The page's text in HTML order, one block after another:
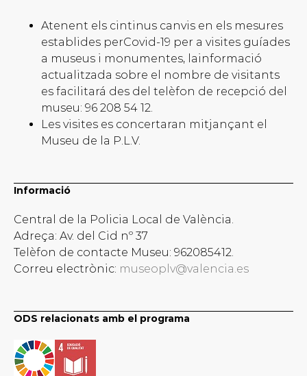
Atenent els cintinus canvis en els mesures
establides perCovid-19 per a visites guíades
a museus i monumentes, lainformació
actualitzada sobre el nombre de visitants
es facilitará des del telèfon de recepció del
museu: 96 208 54 12.
Les visites es concertaran mitjançant el
Museu de la P.L.V.
Informació
Central de la Policia Local de València.
Adreça: Av. del Cid nº 37
Telèfon de contacte Museu: 962085412.
Correu electrònic: museoplv@valencia.es
ODS relacionats amb el programa